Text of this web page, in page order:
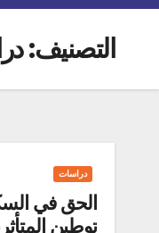
التصنيف:
دراسات
الحق في
توطين